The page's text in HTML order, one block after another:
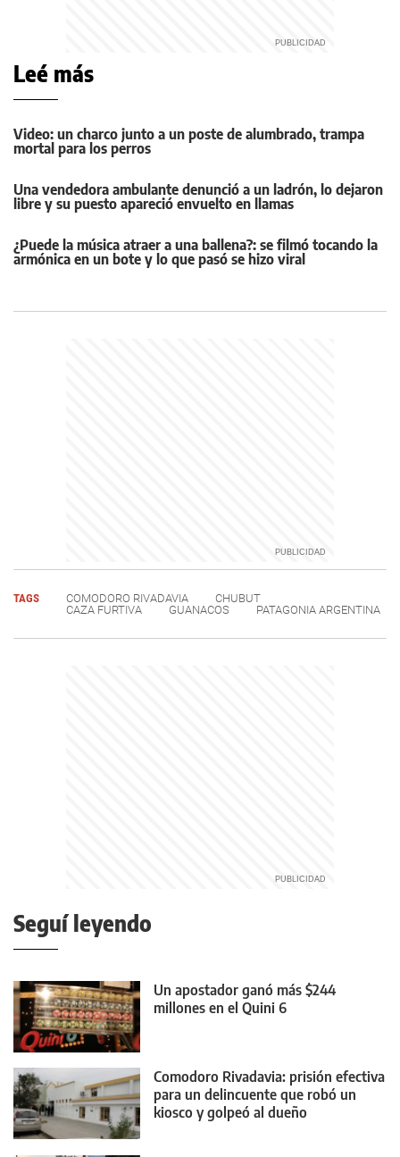
Leé más
Video: un charco junto a un poste de alumbrado, trampa
mortal para los perros
Una vendedora ambulante denunció a un ladrón, lo dejaron
libre y su puesto apareció envuelto en llamas
¿Puede la música atraer a una ballena?: se filmó tocando la
armónica en un bote y lo que pasó se hizo viral
TAGS COMODORO RIVADAVIA
CHUBUT
CAZA FURTIVA
GUANACOS PATAGONIA ARGENTINA
Seguí leyendo
Un apostador ganó más $244
millones en el Quini 6
Comodoro Rivadavia: prisión efectiva
para un delincuente que robó un
kiosco y golpeó al dueño